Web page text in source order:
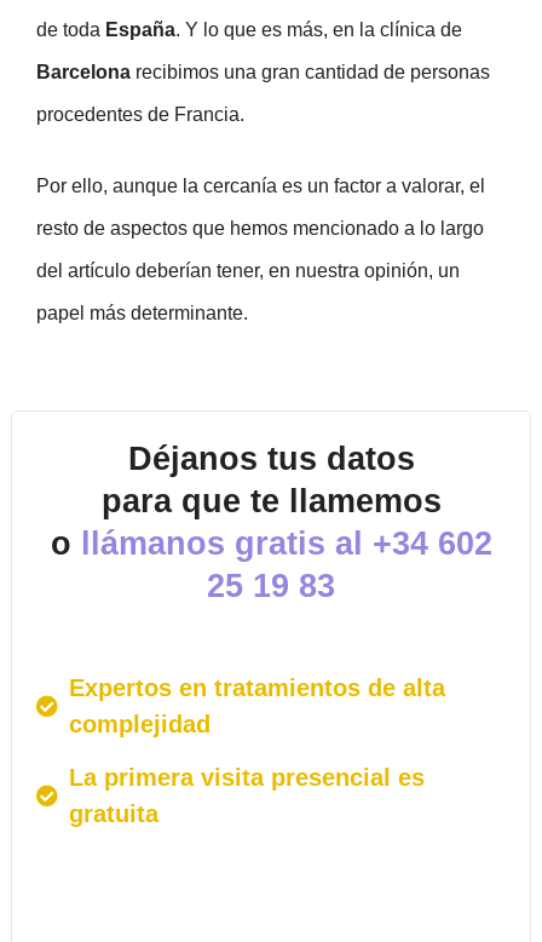
de toda España. Y lo que es más, en la clínica de
Barcelona recibimos una gran cantidad de personas
procedentes de Francia.
Por ello, aunque la cercanía es un factor a valorar, el
resto de aspectos que hemos mencionado a lo largo
del artículo deberían tener, en nuestra opinión, un
papel más determinante.
Déjanos tus datos
para que te llamemos
o llámanos gratis al +34 602
25 19 83
Expertos en tratamientos de alta
complejidad
La primera visita presencial es
gratuita